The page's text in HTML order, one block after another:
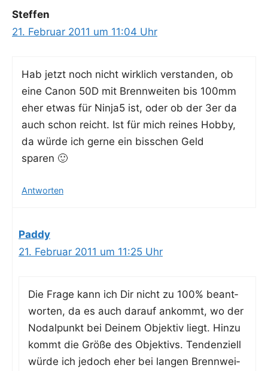
Steffen
21. Februar 2011 um 11:04 Uhr
Hab jetzt noch nicht wirk­lich ver­stan­den, ob
eine Canon 50D mit Brenn­wei­ten bis 100mm
eher etwas für Ninja5 ist, oder ob der 3er da
auch schon reicht. Ist für mich rei­nes Hob­by,
da wür­de ich ger­ne ein biss­chen Geld
sparen 🙂
Antworten
Paddy
21. Februar 2011 um 11:25 Uhr
Die Fra­ge kann ich Dir nicht zu 100% beant­
wor­ten, da es auch dar­auf ankommt, wo der
Nodal­punkt bei Dei­nem Objek­tiv liegt. Hin­zu
kommt die Grö­ße des Objek­tivs. Ten­den­zi­ell
wür­de ich jedoch eher bei lan­gen Brenn­wei­